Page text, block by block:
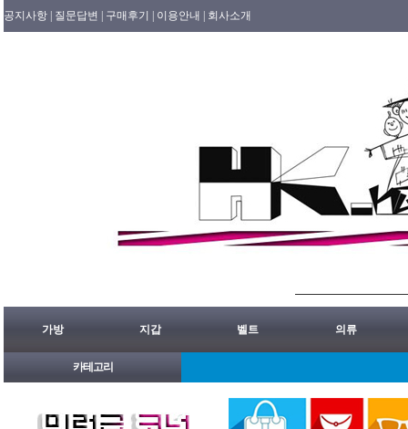
공지사항 | 질문답변 | 구매후기 | 이용안내 | 회사소개
가방 지갑 벨트 의류
카테고리